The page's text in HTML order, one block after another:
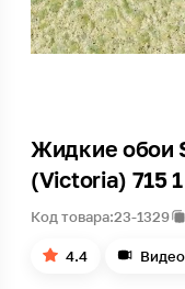
Жидкие обои
(Victoria) 715
Код товара:23-1329
4.4